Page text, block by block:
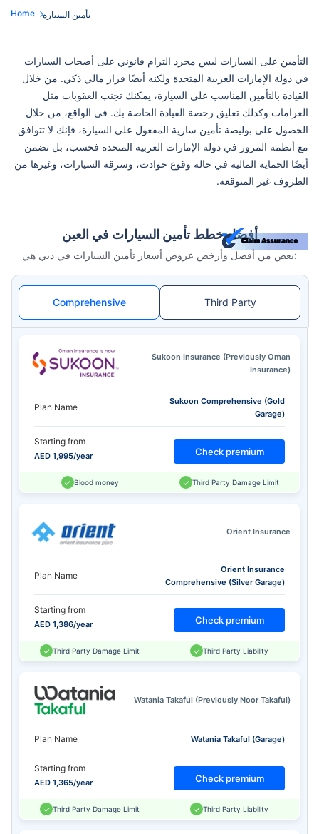
Home تأمين السيارة
التأمين على السيارات ليس مجرد التزام قانوني على أصحاب السيارات
في دولة الإمارات العربية المتحدة ولكنه أيضًا قرار مالي ذكي. من خلال
القيادة بالتأمين المناسب على السيارة، يمكنك تجنب العقوبات مثل
الغرامات وكذلك تعليق رخصة القيادة الخاصة بك. في الواقع، من خلال
الحصول على بوليصة تأمين سارية المفعول على السيارة، فإنك لا تتوافق
مع أنظمة المرور في دولة الإمارات العربية المتحدة فحسب، بل تضمن
أيضًا الحماية المالية في حالة وقوع حوادث، وسرقة السيارات، وغيرها من
الظروف غير المتوقعة.
أفضل خطط تأمين السيارات في العين
بعض من أفضل وأرخص عروض أسعار تأمين السيارات في دبي هي:
Comprehensive Third Party
Sukoon Insurance (Previously Oman
Insurance)
Plan Name
Sukoon Comprehensive (Gold
Garage)
Starting from
AED 1,995/year Check premium
Blood money Third Party Damage Limit
Orient Insurance
Plan Name
Orient Insurance
Comprehensive (Silver Garage)
Starting from
AED 1,386/year Check premium
Third Party Damage Limit Third Party Liability
Watania Takaful (Previously Noor Takaful)
Plan Name Watania Takaful (Garage)
Starting from
AED 1,365/year Check premium
Third Party Damage Limit Third Party Liability